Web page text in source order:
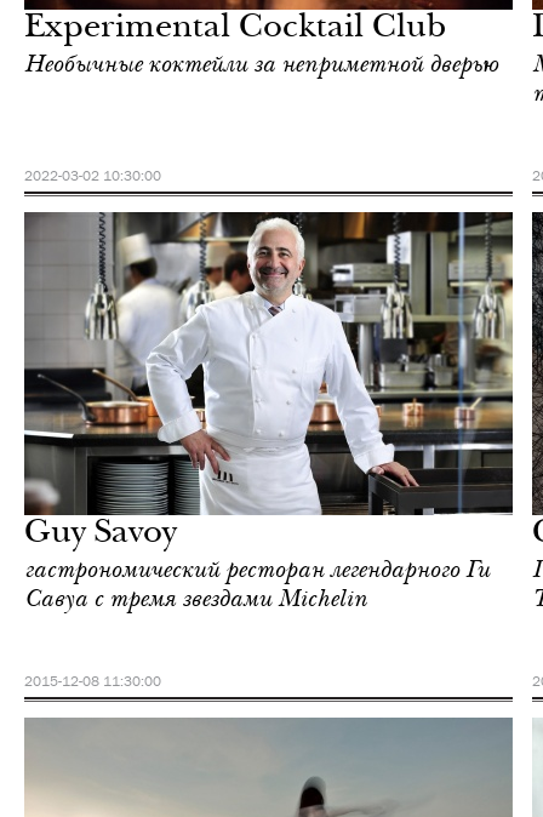
Experimental Cocktail Club
Необычные коктейли за неприметной дверью
2022-03-02 10:30:00
Guy Savoy
гастрономический ресторан легендарного Ги
Савуа c тремя звездами Michelin
2015-12-08 11:30:00